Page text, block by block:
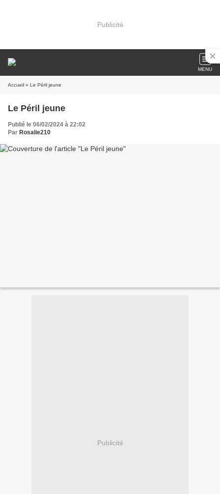
Publicité
MENU
Accueil » Le Péril jeune
Le Péril jeune
Publié le 06/02/2024 à 22:02
Par Rosalie210
Publicité